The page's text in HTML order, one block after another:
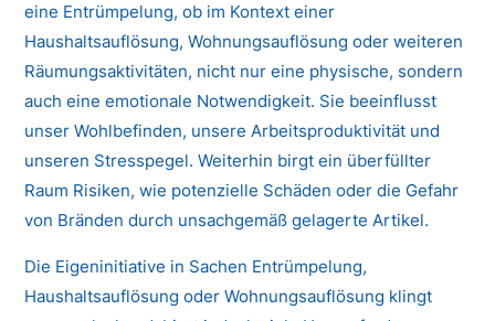
eine Entrümpelung, ob im Kontext einer
Haushaltsauflösung, Wohnungsauflösung oder weiteren
Räumungsaktivitäten, nicht nur eine physische, sondern
auch eine emotionale Notwendigkeit. Sie beeinflusst
unser Wohlbefinden, unsere Arbeitsproduktivität und
unseren Stresspegel. Weiterhin birgt ein überfüllter
Raum Risiken, wie potenzielle Schäden oder die Gefahr
von Bränden durch unsachgemäß gelagerte Artikel.
Die Eigeninitiative in Sachen Entrümpelung,
Haushaltsauflösung oder Wohnungsauflösung klingt